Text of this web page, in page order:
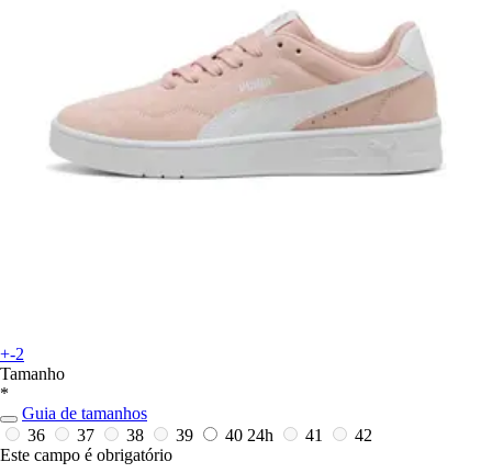
+-2
Tamanho
*
Guia de tamanhos
36
37 38 39 40 24h 41
42
Este campo é obrigatório